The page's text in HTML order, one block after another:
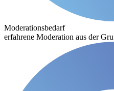
Moderations­bedarf
erfahrene Moderation aus der